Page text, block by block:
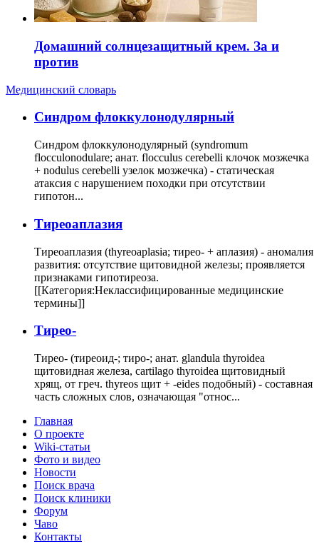
Домашний солнцезащитный крем. За и
против
Медицинский словарь
Cиндром флоккулонодулярный
Синдром флоккулонодулярный (syndromum
flocculonodulare; анат. flocculus cerebelli клочок мозжечка
+ nodulus cerebelli узелок мозжечка) - статическая
атаксия с нарушением походки при отсутствии
гипотон...
Тиреоаплазия
Тиреоаплазия (thyreoaplasia; тирео- + аплазия) - аномалия
развития: отсутствие щитовидной железы; проявляется
признаками гипотиреоза.
[[Категория:Неклассифицированные медицинские
термины]]
Тирео-
Тирео- (тиреоид-; тиро-; анат. glandula thyroidea
щитовидная железа, cartilago thyroidea щитовидный
хрящ, от греч. thyreos щит + -eides подобный) - составная
часть сложных слов, означающая "относ...
Главная
О проекте
Wiki-статьи
Фото и видео
Новости
Поиск врача
Поиск клиники
Форум
Чаво
Контакты